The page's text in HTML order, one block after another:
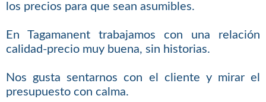
los precios para que sean asumibles.
En Tagamanent trabajamos con una relación
calidad-precio muy buena, sin historias.
Nos gusta sentarnos con el cliente y mirar el
presupuesto con calma.